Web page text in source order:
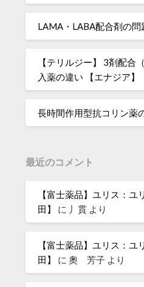
LAMA・LABA配合剤の問
【テリルジー】 3剤配合
入薬の違い 【エナジア】
長時間作用型抗コリン薬
最近のコメント
【富士薬品】ユリス：
田】
に 丿貫 より
【富士薬品】ユリス：
田】
に奧 芳子 より